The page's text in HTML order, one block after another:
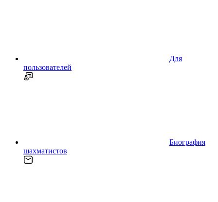
Для
пользователей
Биография
шахматистов